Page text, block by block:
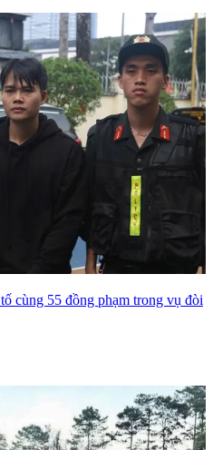
cùng 55 đồng phạm trong vụ đòi